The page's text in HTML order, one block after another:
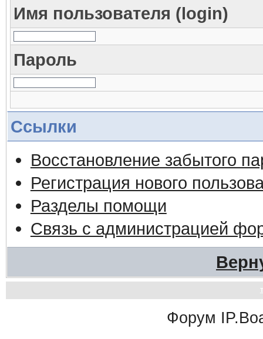
Имя пользователя (login)
Пароль
Ссылки
Восстановление забытого
Регистрация нового
Разделы помощи
Связь с администрацией
Форум